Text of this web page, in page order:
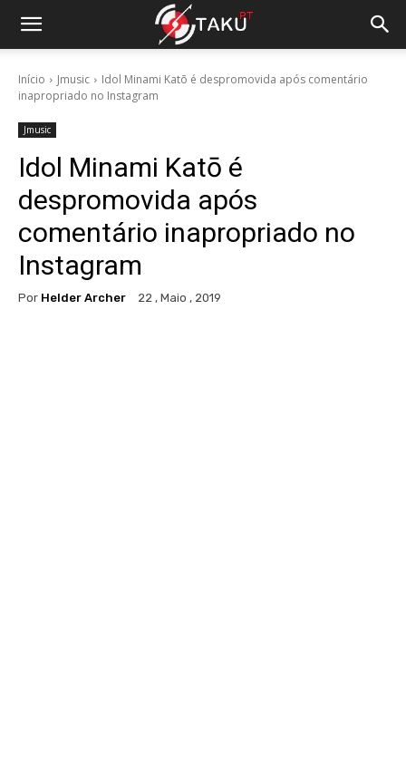
Início Jmusic
Idol Minami Katō é despromovida após comentário
inapropriado no Instagram
Jmusic
Idol Minami Katō é
despromovida após
comentário inapropriado no
Instagram
Por Helder Archer 22 , Maio , 2019